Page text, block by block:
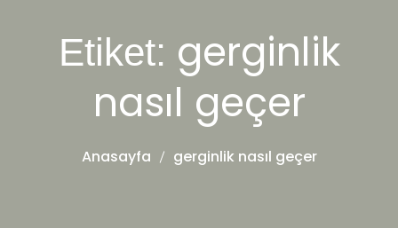
Etiket: gerginlik
nasıl geçer
Anasayfa gerginlik nasıl geçer